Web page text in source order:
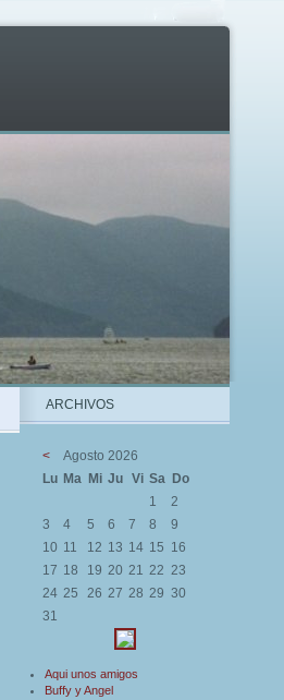
ARCHIVOS
<
Agosto 2026
Lu Ma Mi Ju Vi Sa Do
1
2
3
4 5 6 7 8
9
10 11 12 13 14 15 16
17 18 19 20 21 22 23
24 25 26 27 28 29 30
31
Aqui unos amigos
Buffy y Angel